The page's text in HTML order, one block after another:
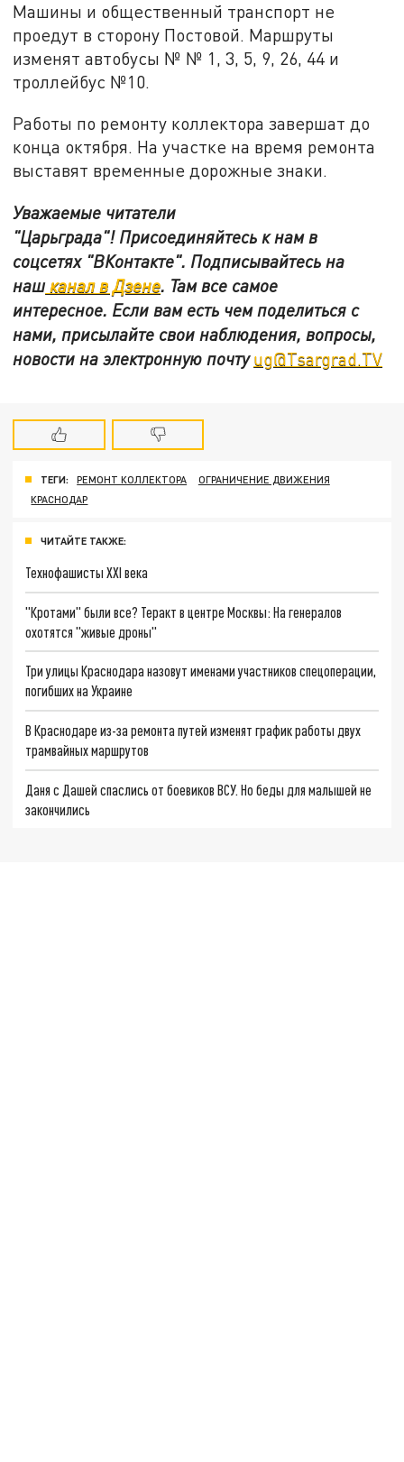
Машины и общественный транспорт не
проедут в сторону Постовой. Маршруты
изменят автобусы № № 1, 3, 5, 9, 26, 44 и
троллейбус №10.
Работы по ремонту коллектора завершат до
конца октября. На участке на время ремонта
выставят временные дорожные знаки.
Уважаемые читатели
"Царьграда"! Присоединяйтесь к нам в
соцсетях "ВКонтакте". Подписывайтесь на
нашканал в Дзене. Там все самое
интересное. Если вам есть чем поделиться с
нами, присылайте свои наблюдения, вопросы,
новости на электронную почтуug@Tsargrad.TV
ТЕГИ: РЕМОНТ КОЛЛЕКТОРА
ОГРАНИЧЕНИЕ ДВИЖЕНИЯ
КРАСНОДАР
ЧИТАЙТЕ ТАКЖЕ:
Технофашисты XXI века
"Кротами" были все? Теракт в центре Москвы: На генералов
охотятся "живые дроны"
Три улицы Краснодара назовут именами участников спецоперации,
погибших на Украине
В Краснодаре из-за ремонта путей изменят график работы двух
трамвайных маршрутов
Даня с Дашей спаслись от боевиков ВСУ. Но беды для малышей не
закончились